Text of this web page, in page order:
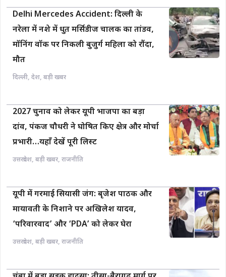
Delhi Mercedes Accident: दिल्ली के
नरेला में नशे में धुत मर्सिडीज चालक का तांडव,
मॉनिंग वॉक पर निकली बुजुर्ग महिला को रौंदा,
मौत
दिल्ली, देश, बड़ी खबर
2027 चुनाव को लेकर यूपी भाजपा का बड़ा
दांव, पंकज चौधरी ने घोषित किए क्षेत्र और मोर्चा
प्रभारी…यहाँ देखें पूरी लिस्ट
उत्तरप्रदेश, बड़ी खबर, राजनीति
यूपी में गरमाई सियासी जंग: बृजेश पाठक और
मायावती के निशाने पर अखिलेश यादव,
‘परिवारवाद’ और ‘PDA’ को लेकर घेरा
उत्तरप्रदेश, बड़ी खबर, राजनीति